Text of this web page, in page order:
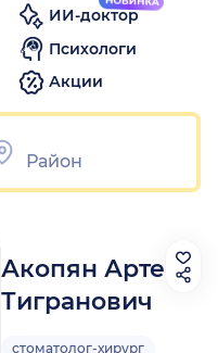
ИИ-доктор
Психологи
Акции
Акопян Артем
Тигранович
стоматолог-хирург